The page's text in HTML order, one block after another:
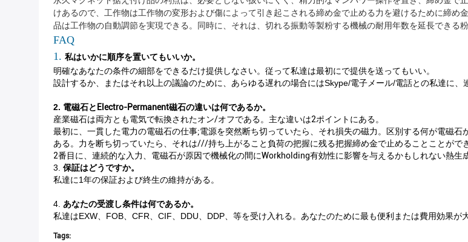
けあるので、工作物は工作物の変形および傷によって引き起こされる締め金で止める力を避けるために締
品は工作物の自動調節を実現できる。同時に、それは、切れる振動等製粉する機械の耐用年数を延長できる
FAQ
1. 私はいかに順序を置いてもいいか。
明確なあなたの条件の細部をできるだけ提供しなさい。従って私達は最初にで提供を送ってもいい。
設計するか、またはそれ以上の議論のために、あらゆる遅れの場合にはSkype/電子メール/電話との私達に、
2. 電磁石とElectro-Permanent磁石の違いは何であるか。
産業磁石は両方とも電気で転換されたオン/オフである。主な違いは2ポイントにある。
最初に、一貫した電力の電磁石の仕事;電源を突然断ち切っていたら、それ損失の磁力。区別する何が電磁
ある。力を断ち切っていたら、それは///持ち上がること負荷の把握に残る把握締め金で止めることことがで
2番目に、連続的な入力、電磁石が原因で機械化の間にworkholding有効性に影響を与えるかもしれない熱生
3. 保証はどうですか。
私達に1年の保証および終生の維持がある。
4. あなたの受渡し条件は何であるか。
私達はEXW、FOB、CFR、CIF、DDU、DDP、等を受け入れる。あなたのために最も便利または費用効果が
Tags: